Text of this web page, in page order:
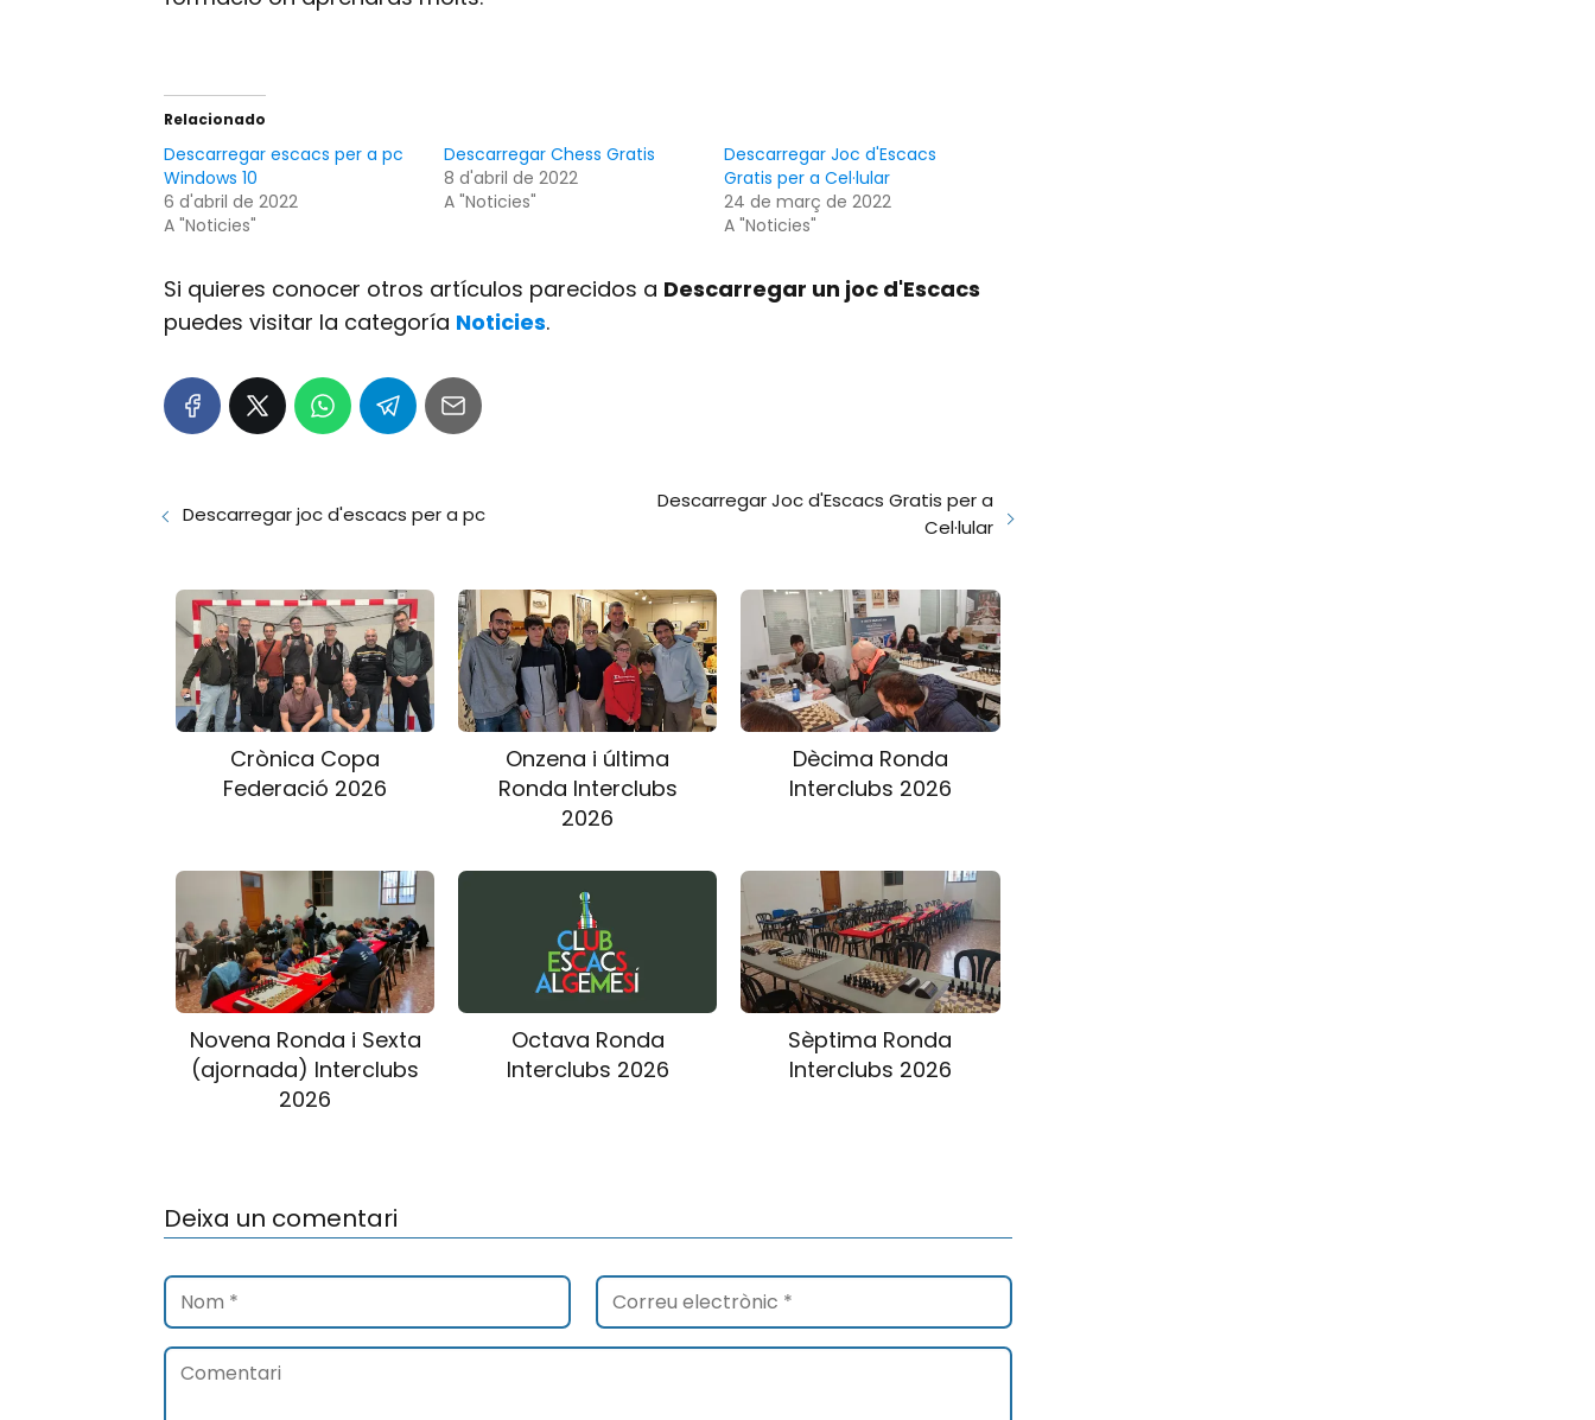
Relacionado
Descarregar escacs per a pc
Windows 10
6 d'abril de 2022
A "Noticies"
Descarregar Chess Gratis
8 d'abril de 2022
A "Noticies"
Descarregar Joc d'Escacs
Gratis per a Cel·lular
24 de març de 2022
A "Noticies"
Si quieres conocer otros artículos parecidos a Descarregar un joc d'Escacs
puedes visitar la categoría Noticies.
Descarregar joc d'escacs per a pc
Descarregar Joc d'Escacs Gratis per a
Cel·lular
Crònica Copa
Federació 2026
Onzena i última
Ronda Interclubs
2026
Dècima Ronda
Interclubs 2026
Novena Ronda i Sexta
(ajornada) Interclubs
2026
Octava Ronda
Interclubs 2026
Sèptima Ronda
Interclubs 2026
Deixa un comentari